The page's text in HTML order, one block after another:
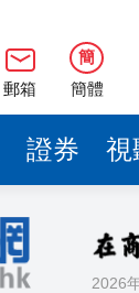
郵箱
簡
簡體
證券 視
2026